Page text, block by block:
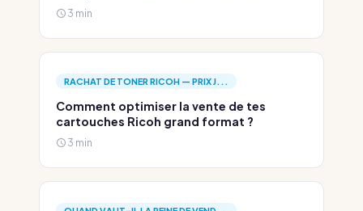
3 min
RACHAT DE TONER RICOH — PRIX J...
Comment optimiser la vente de tes
cartouches Ricoh grand format ?
3 min